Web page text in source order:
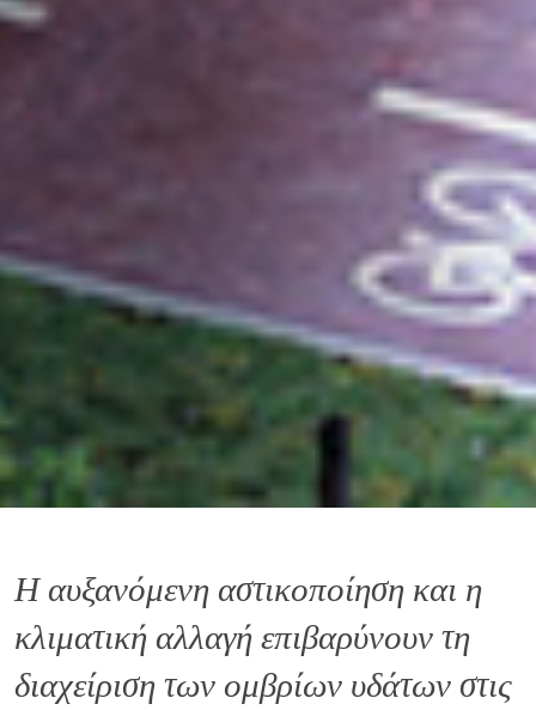
Η αυξανόμενη αστικοποίηση και η
κλιματική αλλαγή επιβαρύνουν τη
διαχείριση των ομβρίων υδάτων στις